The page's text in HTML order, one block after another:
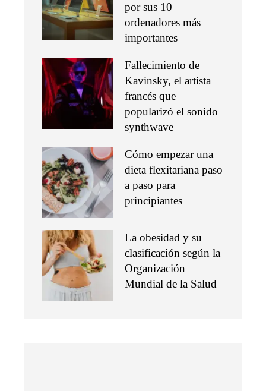
por sus 10
ordenadores más
importantes
Fallecimiento de
Kavinsky, el artista
francés que
popularizó el sonido
synthwave
Cómo empezar una
dieta flexitariana paso
a paso para
principiantes
La obesidad y su
clasificación según la
Organización
Mundial de la Salud